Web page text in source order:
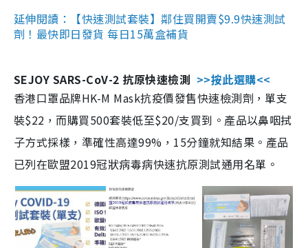
延伸閱讀：【快速測試套裝】鄰住買開賣$9.9快速測試
劑！最快即日發貨 每日15萬盒補貨
SEJOY SARS-CoV-2 抗原快速檢測 >>按此選購<<
香港口罩品牌HK-M Mask抗疫價發售快速檢測劑，單支
裝$22，而購買500套裝低至$20/支買到。產品以鼻咽拭
子方式採樣，準確性高達99%，15分鐘就知結果。產品
已列在歐盟2019冠狀病毒病快速抗原測試通用名單。